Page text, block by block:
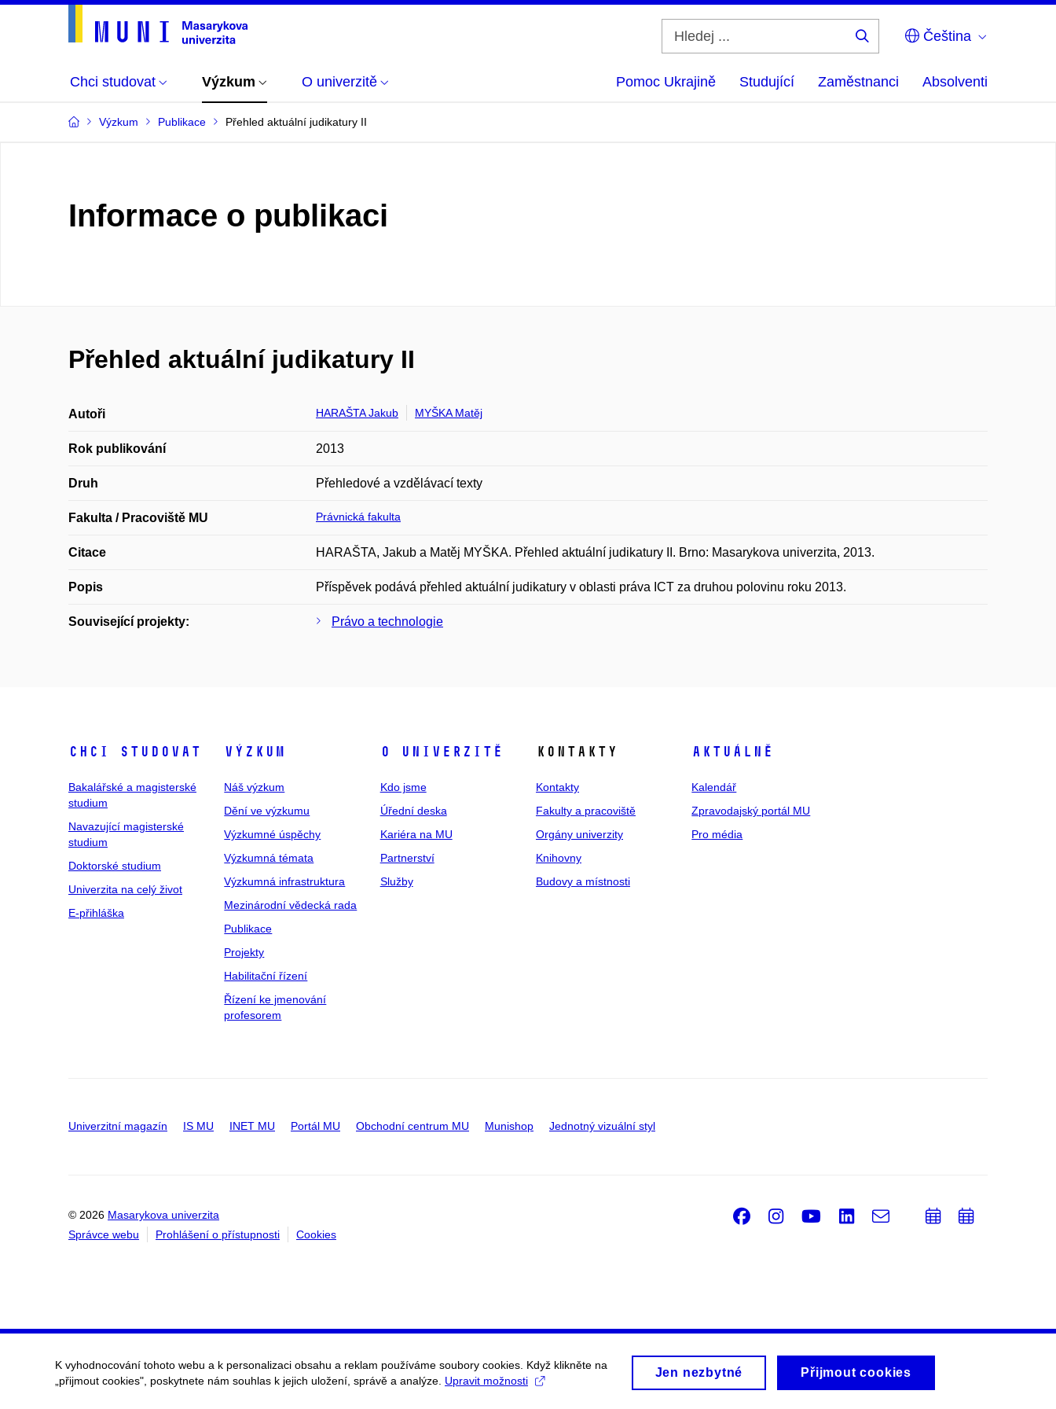
Čeština
Chci studovat Výzkum O univerzitě Pomoc Ukrajině Studující Zaměstnanci Absolventi
Výzkum Publikace Přehled aktuální judikatury II
Informace o publikaci
Přehled aktuální judikatury II
Autoři HARAŠTA Jakub MYŠKA Matěj
Rok publikování 2013
Druh Přehledové a vzdělávací texty
Fakulta / Pracoviště MU Právnická fakulta
Citace HARAŠTA, Jakub a Matěj MYŠKA. Přehled aktuální judikatury II. Brno: Masarykova univerzita, 2013.
Popis Příspěvek podává přehled aktuální judikatury v oblasti práva ICT za druhou polovinu roku 2013.
Související projekty: Právo a technologie
Chci studovat
Bakalářské a magisterské
studium
Navazující magisterské
studium
Doktorské studium
Univerzita na celý život
E-přihláška
Výzkum
Náš výzkum
Dění ve výzkumu
Výzkumné úspěchy
Výzkumná témata
Výzkumná infrastruktura
Mezinárodní vědecká rada
Publikace
Projekty
Habilitační řízení
Řízení ke jmenování
profesorem
O univerzitě
Kdo jsme
Úřední deska
Kariéra na MU
Partnerství
Služby
Kontakty
Kontakty
Fakulty a pracoviště
Orgány univerzity
Knihovny
Budovy a místnosti
Aktuálně
Kalendář
Zpravodajský portál MU
Pro média
Univerzitní magazín IS MU INET MU Portál MU Obchodní centrum MU Munishop Jednotný vizuální styl
© 2026 Masarykova univerzita
Správce webu
Prohlášení o přístupnosti Cookies
Facebook
Instagram
Youtube
LinkedIn
e-
PřidatPřidat
K vyhodnocování tohoto webu a k personalizaci obsahu a reklam používáme soubory cookies. Když klikněte na
„přijmout cookies", poskytnete nám souhlas k jejich uložení, správě a analýze. Upravit možnosti
Jen nezbytné Přijmout cookies